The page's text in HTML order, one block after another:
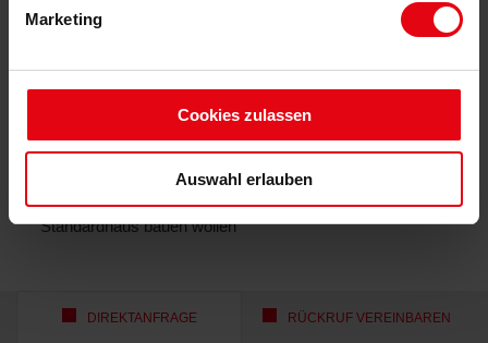
Marketing
Cookies zulassen
Auswahl erlauben
✓ Weitläufiges Hanggrundstück mit 1.273 m² in zentraler
§34 BauGB gesichert
✓ Ausgeprägte Hanglage – ideal für ein individuelles
Architektenhaus mit unverbauter Panoramaaussicht in
Standardhaus bauen wollen
DIREKTANFRAGE RÜCKRUF VEREINBAREN